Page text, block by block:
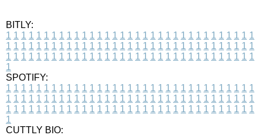
BITLY:
1 1 1 1 1 1 1 1 1 1 1 1 1 1 1 1 1 1 1 1 1 1 1 1 1 1 1 1 1 1 1 1 1
1 1 1 1 1 1 1 1 1 1 1 1 1 1 1 1 1 1 1 1 1 1 1 1 1 1 1 1 1 1 1 1 1
1 1 1 1 1 1 1 1 1 1 1 1 1 1 1 1 1 1 1 1 1 1 1 1 1 1 1 1 1 1 1 1 1
1
SPOTIFY:
1 1 1 1 1 1 1 1 1 1 1 1 1 1 1 1 1 1 1 1 1 1 1 1 1 1 1 1 1 1 1 1 1
1 1 1 1 1 1 1 1 1 1 1 1 1 1 1 1 1 1 1 1 1 1 1 1 1 1 1 1 1 1 1 1 1
1 1 1 1 1 1 1 1 1 1 1 1 1 1 1 1 1 1 1 1 1 1 1 1 1 1 1 1 1 1 1 1 1
1
CUTTLY BIO: